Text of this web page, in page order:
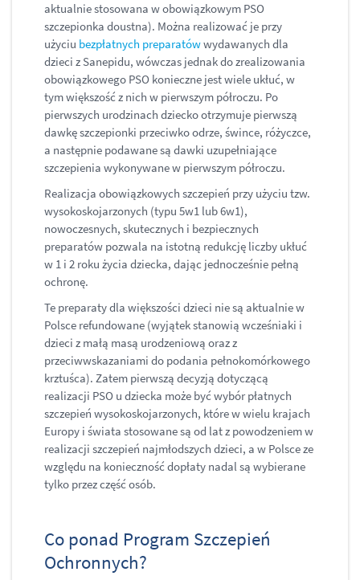
aktualnie stosowana w obowiązkowym PSO
szczepionka doustna). Można realizować je przy
użyciu bezpłatnych preparatówwydawanych dla
dzieci z Sanepidu, wówczas jednak do zrealizowania
obowiązkowego PSO konieczne jest wiele ukłuć, w
tym większość z nich w pierwszym półroczu. Po
pierwszych urodzinach dziecko otrzymuje pierwszą
dawkę szczepionki przeciwko odrze, śwince, różyczce,
a następnie podawane są dawki uzupełniające
szczepienia wykonywane w pierwszym półroczu.
Realizacja obowiązkowych szczepień przy użyciu tzw.
wysokoskojarzonych (typu 5w1 lub 6w1),
nowoczesnych, skutecznych i bezpiecznych
preparatów pozwala na istotną redukcję liczby ukłuć
w 1 i 2 roku życia dziecka, dając jednocześnie pełną
ochronę.
Te preparaty dla większości dzieci nie są aktualnie w
Polsce refundowane (wyjątek stanowią wcześniaki i
dzieci z małą masą urodzeniową oraz z
przeciwwskazaniami do podania pełnokomórkowego
krztuśca). Zatem pierwszą decyzją dotyczącą
realizacji PSO u dziecka może być wybór płatnych
szczepień wysokoskojarzonych, które w wielu krajach
Europy i świata stosowane są od lat z powodzeniem w
realizacji szczepień najmłodszych dzieci, a w Polsce ze
względu na konieczność dopłaty nadal są wybierane
tylko przez część osób.
Co ponad Program Szczepień
Ochronnych?